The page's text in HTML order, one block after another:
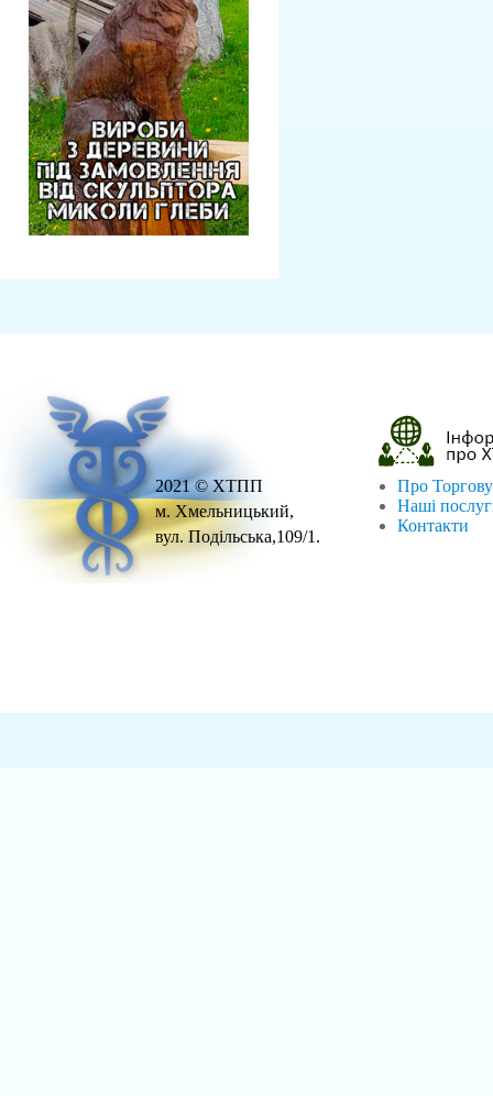
2021 © ХТПП
м. Хмельницький,
вул. Подільська,109/1.
Про
Наші
Контакти